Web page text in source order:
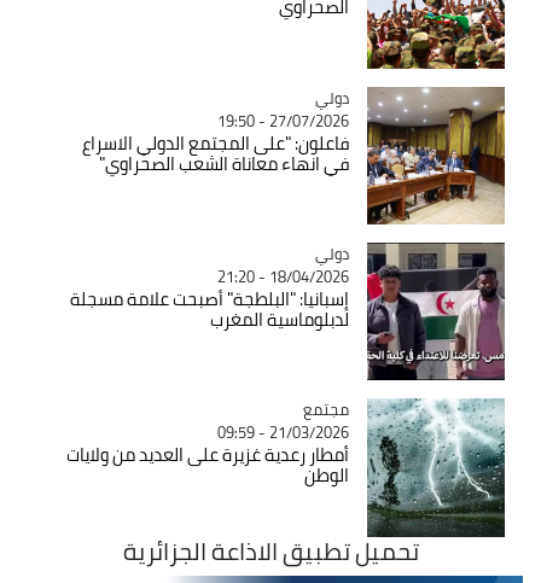
الصحراوي
Catégorie
دولي
27/07/2026 - 19:50
فاعلون: "على المجتمع الدولي الاسراع
في انهاء معاناة الشعب الصحراوي"
Catégorie
دولي
18/04/2026 - 21:20
إسبانيا: "البلطجة" أصبحت علامة مسجلة
لدبلوماسية المغرب
Catégorie
مجتمع
21/03/2026 - 09:59
أمطار رعدية غزيرة على العديد من ولايات
الوطن
تحميل تطبيق الاذاعة الجزائرية